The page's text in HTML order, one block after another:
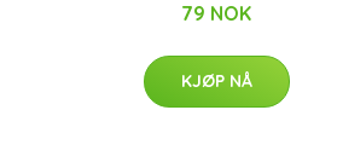
79 NOK
KJØP NÅ